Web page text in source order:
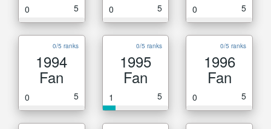
0 5 0 5 0 5
0/5 ranks
1994
Fan
0 5
0/5 ranks
1995
Fan
1 5
0/5 ranks
1996
Fan
0 5